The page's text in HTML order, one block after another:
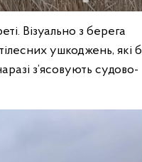
Візуально з берега
ушкоджень, які б
з’ясовують судово-